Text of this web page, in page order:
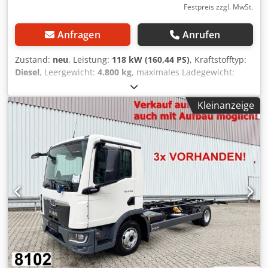
ZUBEHÖRANGABEN OHNE GEWÄHR, Änderungen,Festpreis zzgl. MwSt.
Anfragen Anrufen
Zustand: neu, Leistung: 118 kW (160,44 PS), Kraftstofftyp:
Diesel, Leergewicht: 4.800 kg, maximales Ladegewicht:
7.490 kg
4x2, Radstand:3.900 mm, Bremsen:Motorbremsung,
Farbe:Weiß, Fahrerkabine: Fahrerhaus, Getriebetyp:
, Emissionsklasse:Euro6, Federung:Blatt-Luft,
Anzahl der Sitzplätze:2, Ausstattung:ABS, Bordcomputer,
Differentialsperre, Elektronisches Stabilitätsprogramm
(ESP), Kabine, Klimaanlage, Servolenkung, Tempomat,
Traktionskontrolle, Wegfahrsperre, Zentralverriegelung
Fahrzeugstandort: Bovenden, Kz. Haus, 1x Luftsitz, E-
Spiegel, Spiegel beheizbar, E-Fenster links, E-Fenster
rechts, Klimaanlage, Tempomat, Schalter 6, ABS
(Antiblockiersystem), Antriebs-Schlupfregelung (ASR),
Konstantdrossel, Differentialsperre, Blatt-Luft-Federung,
seitl. Alu-Fahrschutz, hydr. Querverriegelung,
Umweltplakette grün Radstand: 3900 mm Aufbau: 5t
Kleinanzeige